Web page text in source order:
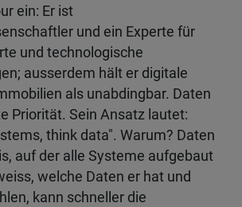
ein: Er ist
und ein Experte für
und technologische
ausserdem hält er digitale
als unabdingbar. Daten
Priorität. Sein Ansatz lautet:
think data". Warum? Daten
auf der alle Systeme aufgebaut
welche Daten er hat und
kann schneller die